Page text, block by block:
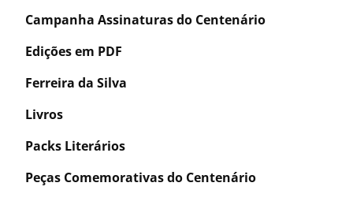
Campanha Assinaturas do Centenário
Edições em PDF
Ferreira da Silva
Livros
Packs Literários
Peças Comemorativas do Centenário